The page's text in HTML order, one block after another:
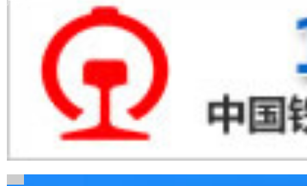
广告